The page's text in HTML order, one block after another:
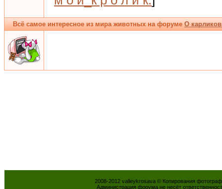
Всё самое интересное из мира животных на форумеО
2008-2012 valleykrosava © Копирования
Администрация форума не несёт